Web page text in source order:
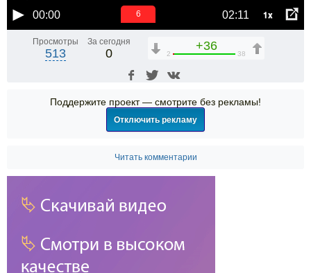
00:00 02:11 1x
6
Просмотры
513
За сегодня
0
+36
2 38
Поддержите проект — смотрите без рекламы!
Отключить рекламу
Читать комментарии